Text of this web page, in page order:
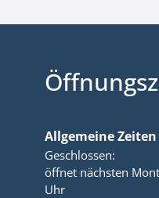
Allgemeine Zeiten
Klicken, um weitere
Geschlossen:
öffnet nächsten
Uhr